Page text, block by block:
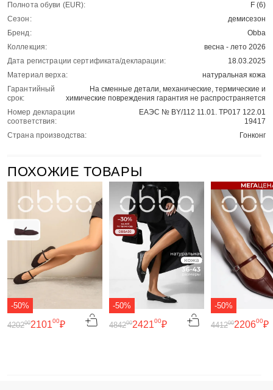
Полнота обуви (EUR):
F (6)
Сезон:
демисезон
Бренд:
Obba
Коллекция:
весна - лето 2026
Дата регистрации сертификата/декларации:
18.03.2025
Материал верха:
натуральная кожа
Гарантийный
срок:
На сменные детали, механические, термические и
химические повреждения гарантия не распространяется
Номер декларации
соответствия:
ЕАЭС № BY/112 11.01. ТР017 122.01
19417
Страна производства:
Гонконг
ПОХОЖИЕ ТОВАРЫ
-50%
210100₽
420200
-50%
242100₽
484200
-50%
220600₽
441200